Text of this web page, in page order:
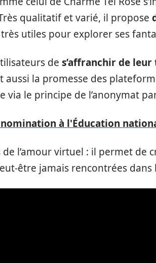
qualitatif et varié, il propose
utiles pour explorer ses
de s’affranchir de
aussi la promesse des
le principe de l’anonymat
nomination à l'Éducation
l’amour virtuel : il permet de
être jamais rencontrées dans